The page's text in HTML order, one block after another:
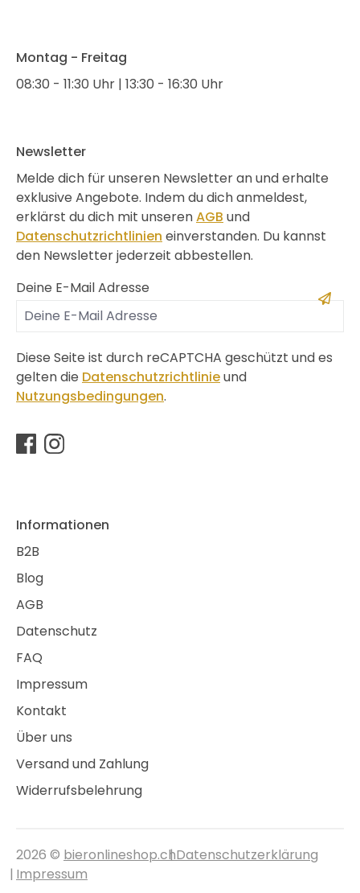
Montag - Freitag
08:30 - 11:30 Uhr | 13:30 - 16:30 Uhr
Newsletter
Melde dich für unseren Newsletter an und erhalte
exklusive Angebote. Indem du dich anmeldest,
erklärst du dich mit unserenAGB und
Datenschutzrichtlinien einverstanden. Du kannst
den Newsletter jederzeit abbestellen.
Deine E-Mail Adresse
Diese Seite ist durch reCAPTCHA geschützt und es
gelten die Datenschutzrichtlinieund
Nutzungsbedingungen.
Informationen
B2B
Blog
AGB
Datenschutz
FAQ
Impressum
Kontakt
Über uns
Versand und Zahlung
Widerrufsbelehrung
2026 © bieronlineshop.chDatenschutzerklärung
Impressum